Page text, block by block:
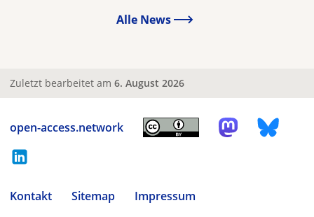
Alle News
Zuletzt bearbeitet am 6. August 2026
open-access.network
Kontakt Sitemap
Impressum